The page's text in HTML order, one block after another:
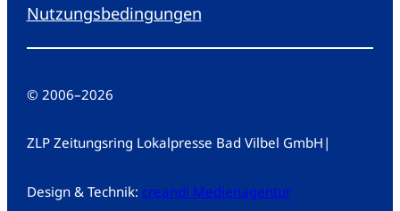
Nutzungsbedingungen
© 2006–2026
ZLP Zeitungsring Lokalpresse Bad Vilbel GmbH |
Design & Technik: creandi Medienagentur